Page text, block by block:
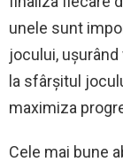
unele sunt
jocului,
la sfârșitul
maximiza
Cele mai bune